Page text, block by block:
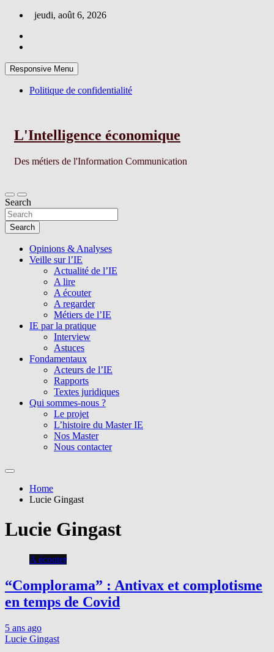
Skip
content
jeudi, août 6, 2026
Responsive Menu
Politique de confidentialité
L'Intelligence économique
Des métiers de l'Information Communication
Search
Search
Opinions & Analyses
Veille sur l’IE
Actualité de l’IE
A lire
A écouter
A regarder
Métiers de l’IE
IE par la pratique
Interview
Astuces
Fondamentaux
Acteurs de l’IE
Rapports
Textes juridiques
Qui sommes-nous ?
Le projet
L’histoire du Master IE
Nos Master
Nous contacter
Home
Lucie Gingast
Lucie Gingast
A écouter
“Complorama” : Antivax et complotisme
en temps de Covid
5 ans ago
Lucie Gingast